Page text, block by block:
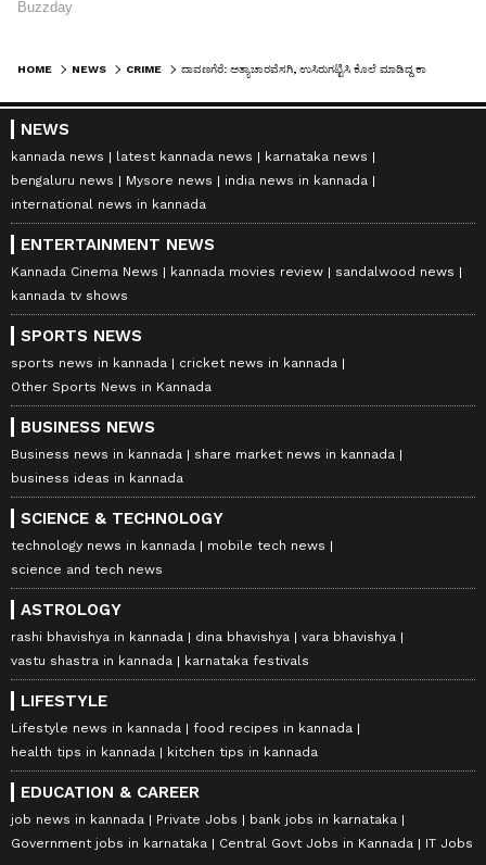
HOME NEWS CRIME
NEWS
kannada news latest kannada news
karnataka news
bengaluru news
Mysore news
india news in kannada
international news in kannada
ENTERTAINMENT NEWS
Kannada Cinema News kannada movies review
sandalwood news
kannada tv shows
SPORTS NEWS
sports news in kannada
cricket news in kannada
Other Sports News in Kannada
BUSINESS NEWS
Business news in kannada
share market news in kannada
business ideas in kannada
SCIENCE & TECHNOLOGY
technology news in kannada
mobile tech news
science and tech news
ASTROLOGY
rashi bhavishya in kannada dina bhavishya
vara bhavishya
vastu shastra in kannada
karnataka festivals
LIFESTYLE
Lifestyle news in kannada
food recipes in kannada
health tips in kannada
kitchen tips in kannada
EDUCATION & CAREER
job news in kannada Private Jobs
bank jobs in karnataka
Government jobs in karnataka
Central Govt Jobs in Kannada IT Jobs